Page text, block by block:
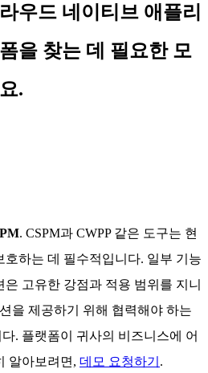
우드 네이티브 애플리
을 찾는 데 필요한 모
.
. CSPM과 CWPP 같은 도구는 현
하는 데 필수적입니다. 일부 기능
고유한 강점과 적용 범위를 지니
을 제공하기 위해 협력해야 하는
. 플랫폼이 귀사의 비즈니스에 어
알아보려면, 데모 요청하기 .